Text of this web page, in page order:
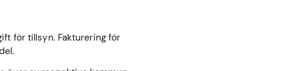
för tillsyn. Fakturering för